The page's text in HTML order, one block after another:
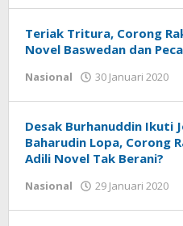
Teriak Tritura, Corong
Novel Baswedan dan
Nasional 30 Januari 2020
Desak Burhanuddin Ikuti
Baharudin Lopa, Corong
Adili Novel Tak Berani?
Nasional 29 Januari 2020